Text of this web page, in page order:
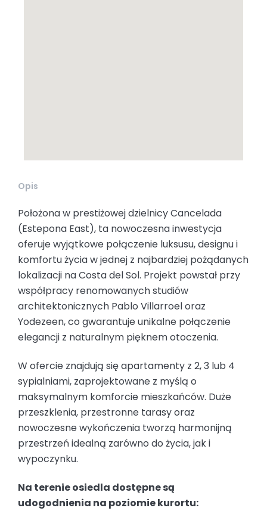
Opis
Położona w prestiżowej dzielnicy Cancelada
(Estepona East), ta nowoczesna inwestycja
oferuje wyjątkowe połączenie luksusu, designu i
komfortu życia w jednej z najbardziej pożądanych
lokalizacji na Costa del Sol. Projekt powstał przy
współpracy renomowanych studiów
architektonicznych Pablo Villarroel oraz
Yodezeen, co gwarantuje unikalne połączenie
elegancji z naturalnym pięknem otoczenia.
W ofercie znajdują się apartamenty z 2, 3 lub 4
sypialniami, zaprojektowane z myślą o
maksymalnym komforcie mieszkańców. Duże
przeszklenia, przestronne tarasy oraz
nowoczesne wykończenia tworzą harmonijną
przestrzeń idealną zarówno do życia, jak i
wypoczynku.
Na terenie osiedla dostępne są
udogodnienia na poziomie kurortu: